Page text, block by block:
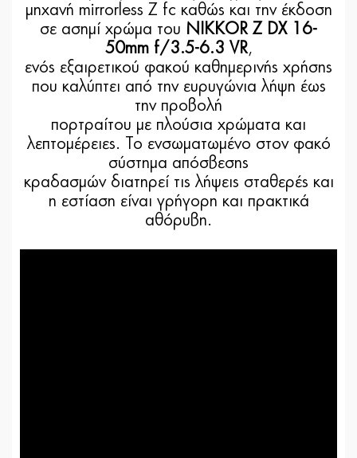
μηχανή mirrorless Z fc καθώς και την έκδοση
σε ασημί χρώμα του NIKKOR Z DX 16-
50mm f/3.5-6.3 VR,
ενός εξαιρετικού φακού καθημερινής χρήσης
που καλύπτει από την ευρυγώνια λήψη έως
την προβολή
πορτραίτου με πλούσια χρώματα και
λεπτομέρειες. Το ενσωματωμένο στον φακό
σύστημα απόσβεσης
κραδασμών διατηρεί τις λήψεις σταθερές και
η εστίαση είναι γρήγορη και πρακτικά
αθόρυβη.